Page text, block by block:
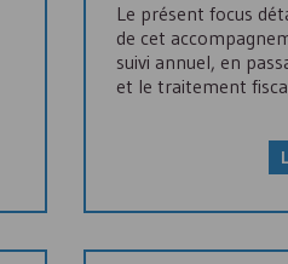
Le présent focus
de cet
suivi annuel, en
et le traitement